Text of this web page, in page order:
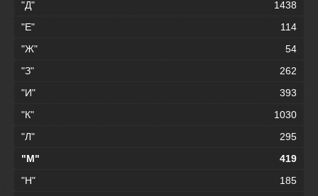
"Д"
1438
"Е"
114
"Ж"
54
"З"
262
"И"
393
"К"
1030
"Л"
295
"М"
419
"Н"
185